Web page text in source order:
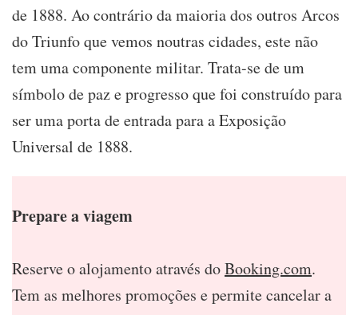
de 1888. Ao contrário da maioria dos outros Arcos
do Triunfo que vemos noutras cidades, este não
tem uma componente militar. Trata-se de um
símbolo de paz e progresso que foi construído para
ser uma porta de entrada para a Exposição
Universal de 1888.
Prepare a viagem
Reserve o alojamento através doBooking.com.
Tem as melhores promoções e permite cancelar a